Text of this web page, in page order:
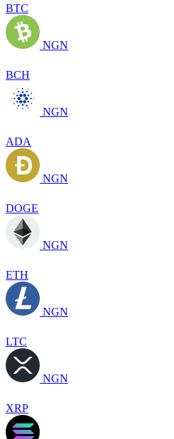
BTC
NGN
BCH
NGN
ADA
NGN
DOGE
NGN
ETH
NGN
LTC
NGN
XRP